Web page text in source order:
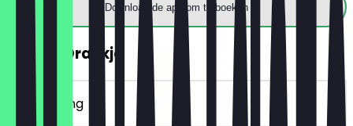
Download de app om te boeken
GRATIS Drankje
~€ 5 korting